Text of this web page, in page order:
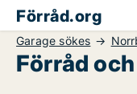
Förråd.org
Garage sökes
Förråd